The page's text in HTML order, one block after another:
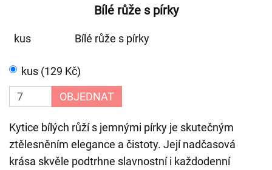
Bílé růže s pírky
kus Bílé růže s pírky
kus (129 Kč)
OBJEDNAT
Kytice bílých růží s jemnými pírky je skutečným
ztělesněním elegance a čistoty. Její nadčasová
krása skvěle podtrhne slavnostní i každodenní